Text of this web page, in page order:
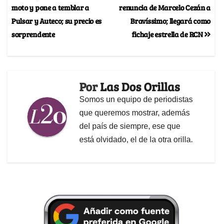
renuncia de Marcelo Cezán a
Bravíssimo; llegará como
fichaje estrella de RCN
moto y pone a temblar a
Pulsar y Auteco; su precio es
sorprendente
PorLas Dos Orillas
Somos un equipo de periodistas
que queremos mostrar, además
del país de siempre, ese que
está olvidado, el de la otra orilla.